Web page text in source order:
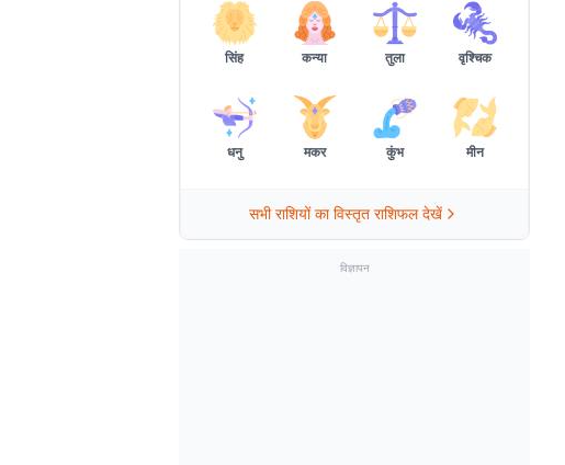
सिंह कन्या तुला वृश्चिक
धनु मकर कुंभ मीन
सभी राशियों का विस्तृत राशिफल देखें
विज्ञापन